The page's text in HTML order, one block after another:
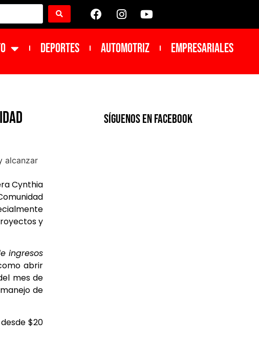
DEPORTES Automotriz Empresariales
Cynthia
y
ingresos
abrir
mes de
de
$20
SíGUENOS EN FACEBOOK